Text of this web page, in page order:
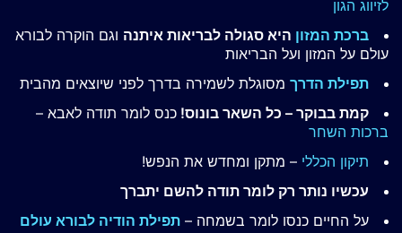
לזיווג הגון
ברכת המזון היא סגולה לבריאות איתנה וגם הוקרה לבורא
עולם על המזון ועל הבריאות
תפילת הדרך מסוגלת לשמירה בדרך לפני שיוצאים מהבית
קמת בבוקר – כל השאר בונוס! כנס לומר תודה לאבא –
ברכות השחר
תיקון הכללי – מתקן ומחדש את הנפש!
עכשיו נותר רק לומר תודה להשם יתברך
על החיים כנסו לומר בשמחה – תפילת הודיה לבורא עולם